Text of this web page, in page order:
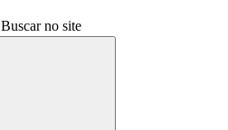
Buscar no site